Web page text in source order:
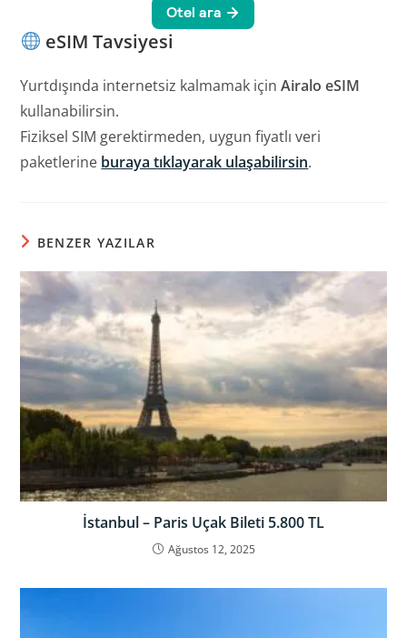
eSIM Tavsiyesi
Yurtdışında internetsiz kalmamak içinAiralo eSIM
kullanabilirsin.
Fiziksel SIM gerektirmeden, uygun fiyatlı veri
paketlerine buraya tıklayarak ulaşabilirsin.
BENZER YAZILAR
İstanbul – Paris Uçak Bileti 5.800 TL
Ağustos 12, 2025